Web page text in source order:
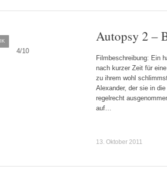
4/10
Autopsy 2 –
Filmbeschreibung: Ein
nach kurzer Zeit für
zu ihrem wohl
Alexander, der sie in
regelrecht
auf…
13. Oktober 2011